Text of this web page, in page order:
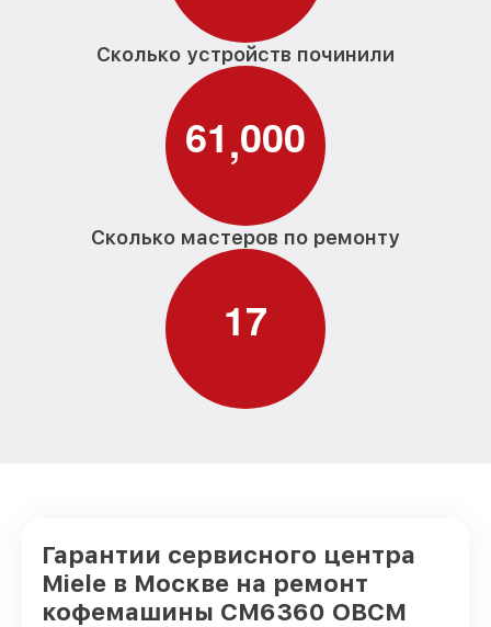
Сколько устройств починили
61,000
Сколько мастеров по ремонту
17
Гарантии сервисного центра
Miele в Москве на ремонт
кофемашины CM6360 OBCM